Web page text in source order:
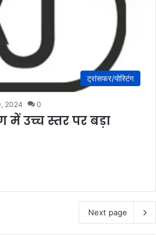
ट्रांसफर/पोस्टिंग
2024 0
में उच्च स्तर पर बड़ा
Next page